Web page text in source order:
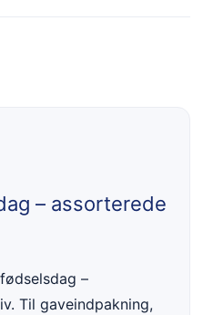
– assorterede
–
Til gaveindpakning,